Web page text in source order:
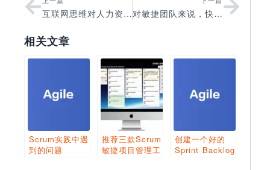
互联网思维对人力资源管理的十大影响 对敏捷团队来说，快乐是重要的吗？
相关文章
Scrum实践中遇
到的问题
推荐三款Scrum
敏捷项目管理工
创建一个好的
Sprint Backlog